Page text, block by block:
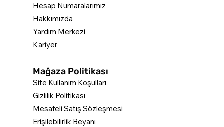
Mağaza Politikası
Site Kullanım Koşulları
Gizlilik Politikası
Mesafeli Satış Sözleşmesi
Erişilebilirlik Beyanı
Hesap Numaralarımız
Hakkımızda
Yardım Merkezi
Kariyer